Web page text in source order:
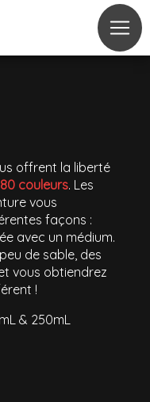
offrent la liberté
80 couleurs. Les
vous
façons :
avec un médium.
de sable, des
vous obtiendrez
!
& 250mL